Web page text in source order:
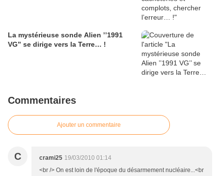
La mystérieuse sonde Alien ’’1991
VG’’ se dirige vers la Terre… !
Commentaires
Ajouter un commentaire
C crami25 19/03/2010 01:14
<br /> On est loin de l'époque du désarmement nucléaire...<br